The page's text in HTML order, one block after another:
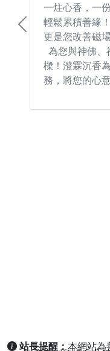
一炷心香，一
輕鬆累積善緣
更是您改善磁
為您與神佛、
樑！澄霖沉香
務，將您的心
Previous
站長提醒：本網站為